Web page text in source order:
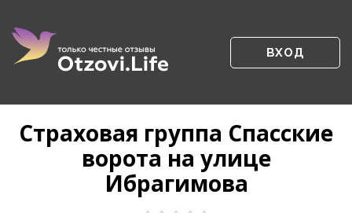
ВХОД
Страховая группа Спасские
ворота на улице
Ибрагимова